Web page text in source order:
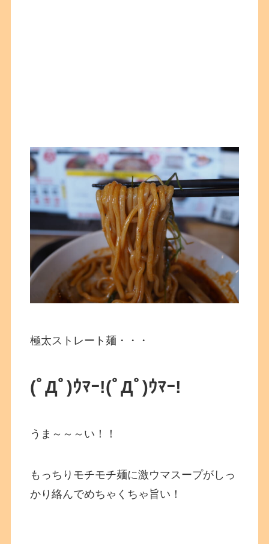
極太ストレート麺・・・
(ﾟДﾟ)ｳﾏｰ!(ﾟДﾟ)ｳﾏｰ!
うま～～～い！！
もっちりモチモチ麺に激ウマスープがしっ
かり絡んでめちゃくちゃ旨い！